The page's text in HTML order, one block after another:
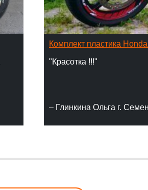
Комплект пластика
"Красотка !!!"
– Глинкина Ольга г.